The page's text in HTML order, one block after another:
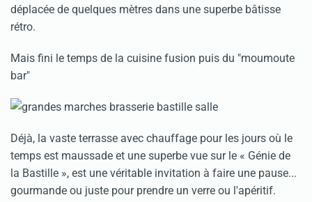
déplacée de quelques mètres dans une superbe bâtisse
rétro.
Mais fini le temps de la cuisine fusion puis du "moumoute
bar"
Déjà, la vaste terrasse avec chauffage pour les jours où le
temps est maussade et une superbe vue sur le « Génie de
la Bastille », est une véritable invitation à faire une pause...
gourmande ou juste pour prendre un verre ou l'apéritif.